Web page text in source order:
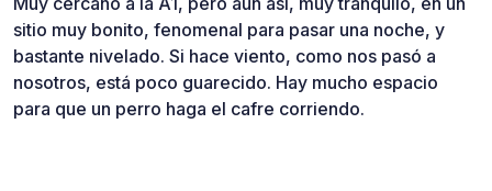
sitio muy bonito, fenomenal para pasar una noche, y
bastante nivelado. Si hace viento, como nos pasó a
nosotros, está poco guarecido. Hay mucho espacio
para que un perro haga el cafre corriendo.